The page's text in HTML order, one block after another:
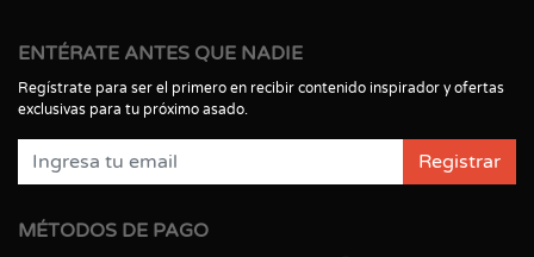
ENTÉRATE ANTES QUE NADIE
Regístrate para ser el primero en recibir contenido inspirador y ofertas
exclusivas para tu próximo asado.
Registrar
MÉTODOS DE PAGO